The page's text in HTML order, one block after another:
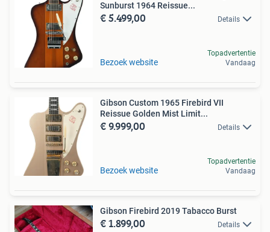
Sunburst 1964 Reissue...
€ 5.499,00 Details
Bezoek website
Topadvertentie
Vandaag
Gibson Custom 1965 Firebird VII
Reissue Golden Mist Limit...
€ 9.999,00 Details
Bezoek website
Topadvertentie
Vandaag
Gibson Firebird 2019 Tabacco Burst
€ 1.899,00 Details